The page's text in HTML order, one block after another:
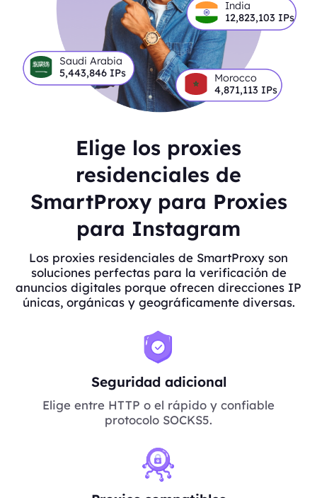
India
12,823,103 IPs
Saudi Arabia
5,443,846 IPs
Morocco
4,871,113 IPs
Elige los proxies
residenciales de
SmartProxy para Proxies
para Instagram
Los proxies residenciales de SmartProxy son
soluciones perfectas para la verificación de
anuncios digitales porque ofrecen direcciones IP
únicas, orgánicas y geográficamente diversas.
Seguridad adicional
Elige entre HTTP o el rápido y confiable
protocolo SOCKS5.